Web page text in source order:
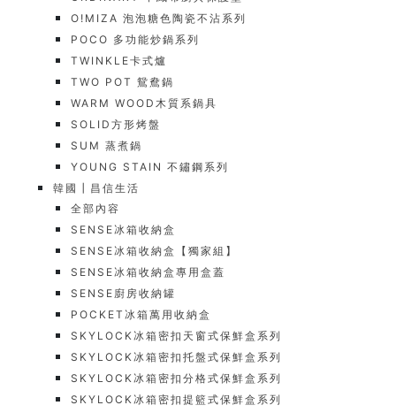
O!MIZA 泡泡糖色陶瓷不沾系列
POCO 多功能炒鍋系列
TWINKLE卡式爐
TWO POT 鴛鴦鍋
WARM WOOD木質系鍋具
SOLID方形烤盤
SUM 蒸煮鍋
YOUNG STAIN 不鏽鋼系列
韓國┃昌信生活
全部內容
SENSE冰箱收納盒
SENSE冰箱收納盒【獨家組】
SENSE冰箱收納盒專用盒蓋
SENSE廚房收納罐
POCKET冰箱萬用收納盒
SKYLOCK冰箱密扣天窗式保鮮盒系列
SKYLOCK冰箱密扣托盤式保鮮盒系列
SKYLOCK冰箱密扣分格式保鮮盒系列
SKYLOCK冰箱密扣提籃式保鮮盒系列